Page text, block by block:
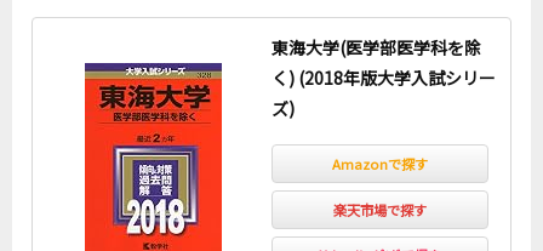
東海大学(医学部医学科を除
く) (2018年版大学入試シリー
ズ)
Amazonで探す
楽天市場で探す